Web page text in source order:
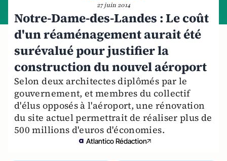
27 juin 2014
Notre-Dame-des-Landes : Le coût
d'un réaménagement aurait été
surévalué pour justifier la
construction du nouvel aéroport
Selon deux architectes diplômés par le
gouvernement, et membres du collectif
d'élus opposés à l'aéroport, une rénovation
du site actuel permettrait de réaliser plus de
500 millions d'euros d'économies.
Atlantico Rédaction